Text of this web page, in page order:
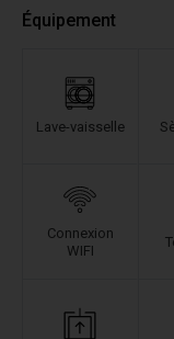
Équipement
Lave-vaisselle
Connexion
WIFI